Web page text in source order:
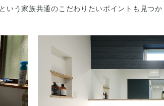
いう家族共通のこだわりたいポイントも見つか